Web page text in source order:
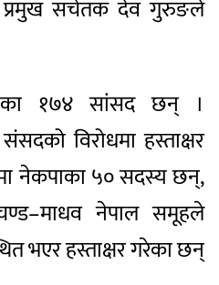
प्रमुख सचेतक देव गुरुङले
१७४ सांसद छन् ।
विरोधमा हस्ताक्षर
नेकपाका ५० सदस्य छन्,
नेपाल समूहले
भएर हस्ताक्षर गरेका छन्